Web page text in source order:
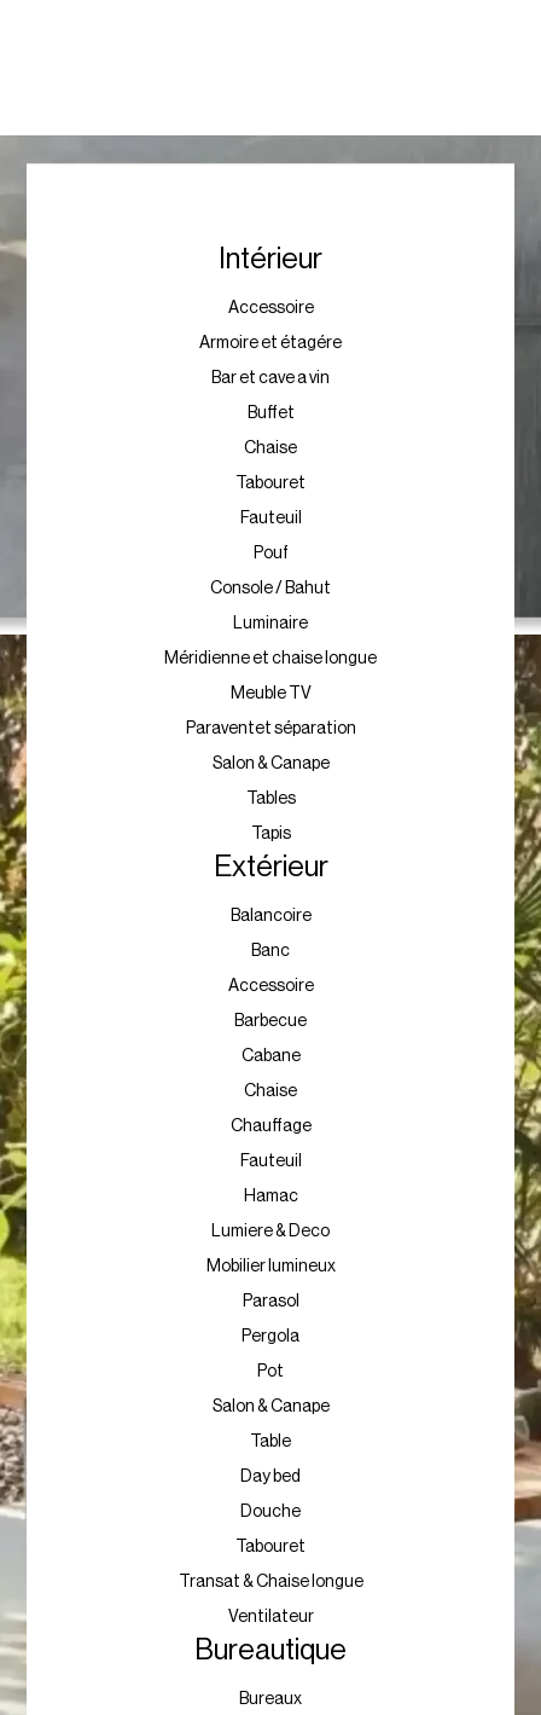
Intérieur
Accessoire
Armoire et étagére
Bar et cave a vin
Buffet
Chaise
Tabouret
Fauteuil
Pouf
Console / Bahut
Luminaire
Méridienne et chaise longue
Meuble TV
Paraventet séparation
Salon & Canape
Tables
Tapis
Extérieur
Balancoire
Banc
Accessoire
Barbecue
Cabane
Chaise
Chauffage
Fauteuil
Hamac
Lumiere & Deco
Mobilier lumineux
Parasol
Pergola
Pot
Salon & Canape
Table
Day bed
Douche
Tabouret
Transat & Chaise longue
Ventilateur
Bureautique
Bureaux